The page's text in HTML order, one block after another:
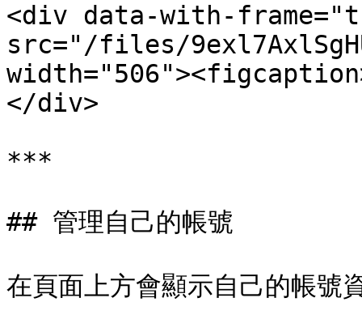
<div data-with-
src="/files/
</div>
***
## 管理自己的帳號
在頁面上方會顯示自己的帳號